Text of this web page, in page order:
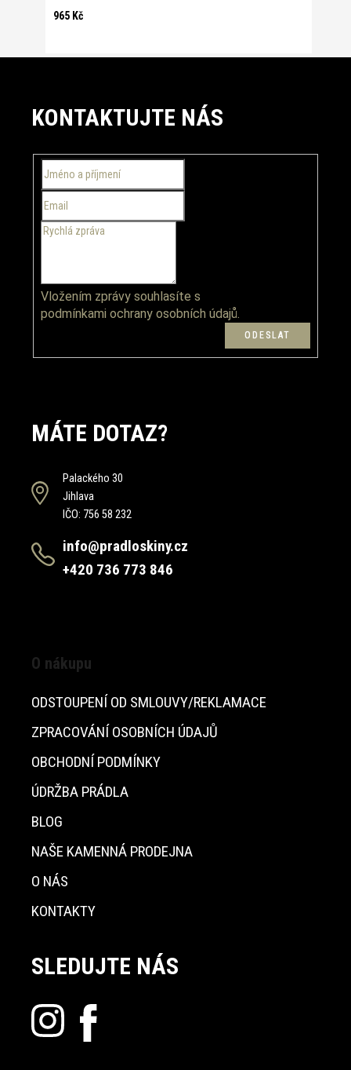
965 Kč
KONTAKTUJTE NÁS
Vložením zprávy souhlasíte s
podmínkami ochrany osobních údajů.
MÁTE DOTAZ?
Palackého 30
Jihlava
IČO: 756 58 232
info@pradloskiny.cz
+420 736 773 846
O nákupu
ODSTOUPENÍ OD SMLOUVY/REKLAMACE
ZPRACOVÁNÍ OSOBNÍCH ÚDAJŮ
OBCHODNÍ PODMÍNKY
ÚDRŽBA PRÁDLA
BLOG
NAŠE KAMENNÁ PRODEJNA
O NÁS
KONTAKTY
SLEDUJTE NÁS